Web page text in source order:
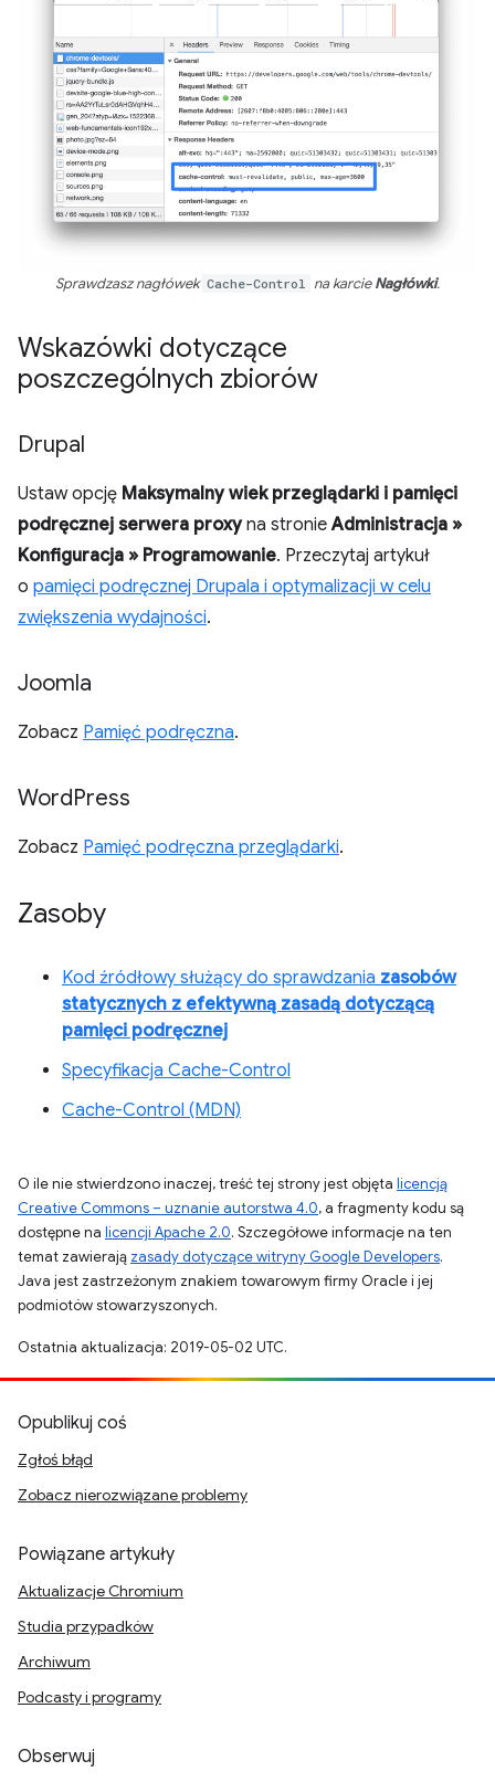
Sprawdzasz nagłówek Cache-Control na karcieNagłówki.
Wskazówki dotyczące
poszczególnych zbiorów
Drupal
Ustaw opcję Maksymalny wiek przeglądarki i pamięci
podręcznej serwera proxyna stronieAdministracja »
Konfiguracja » Programowanie. Przeczytaj artykuł
o pamięci podręcznej Drupala i optymalizacji w celu
zwiększenia wydajności.
Joomla
Zobacz Pamięć podręczna.
WordPress
Zobacz Pamięć podręczna przeglądarki.
Zasoby
Kod źródłowy służący do sprawdzania zasobów
statycznych z efektywną zasadą dotyczącą
pamięci podręcznej
Specyfikacja Cache-Control
Cache-Control (MDN)
O ile nie stwierdzono inaczej, treść tej strony jest objęta licencją
Creative Commons – uznanie autorstwa 4.0, a fragmenty kodu są
dostępne na licencji Apache 2.0. Szczegółowe informacje na ten
temat zawierają zasady dotyczące witryny Google Developers.
Java jest zastrzeżonym znakiem towarowym firmy Oracle i jej
podmiotów stowarzyszonych.
Ostatnia aktualizacja: 2019-05-02 UTC.
Opublikuj coś
Zgłoś błąd
Zobacz nierozwiązane problemy
Powiązane artykuły
Aktualizacje Chromium
Studia przypadków
Archiwum
Podcasty i programy
Obserwuj